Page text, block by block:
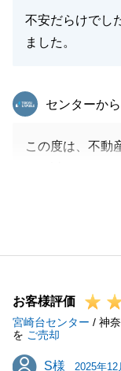
不安だらけでし
ました。
東急リバブル
センターか
この度は、不動
えることができ
引き続き、不動
したら、お気軽
お客様評価
宮崎台センター / 神
を ご売却
S様
S様 2025年12